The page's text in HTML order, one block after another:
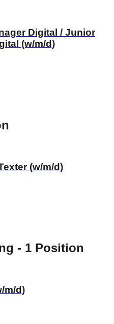
Digital / Junior
(w/m/d)
(w/m/d)
- 1 Position
m/d)